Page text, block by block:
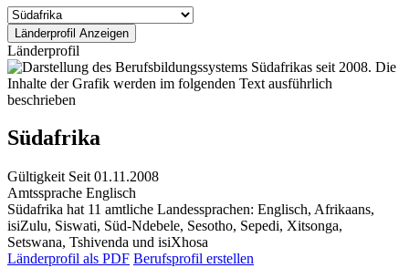
Länderprofil
Südafrika
Gültigkeit Seit 01.11.2008
Amtssprache Englisch
Südafrika hat 11 amtliche Landessprachen: Englisch, Afrikaans,
isiZulu, Siswati, Süd-Ndebele, Sesotho, Sepedi, Xitsonga,
Setswana, Tshivenda und isiXhosa
Länderprofil als PDF Berufsprofil erstellen